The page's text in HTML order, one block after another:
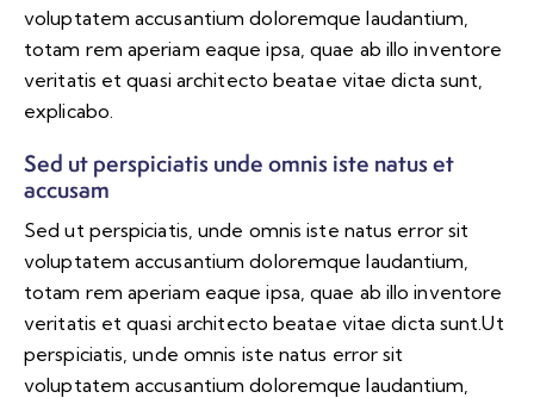
voluptatem accusantium doloremque laudantium,
totam rem aperiam eaque ipsa, quae ab illo inventore
veritatis et quasi architecto beatae vitae dicta sunt,
explicabo.
Sed ut perspiciatis unde omnis iste natus et
accusam
Sed ut perspiciatis, unde omnis iste natus error sit
voluptatem accusantium doloremque laudantium,
totam rem aperiam eaque ipsa, quae ab illo inventore
veritatis et quasi architecto beatae vitae dicta sunt.Ut
perspiciatis, unde omnis iste natus error sit
voluptatem accusantium doloremque laudantium,